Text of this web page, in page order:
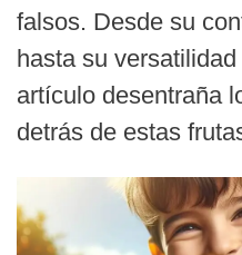
falsos. Desde su
hasta su
artículo desentraña
detrás de estas